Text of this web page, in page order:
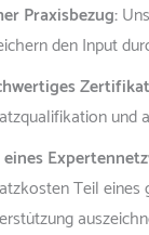
Praxisbezug:
den Input
und
Teil eines